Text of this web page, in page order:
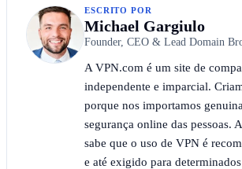
ESCRITO POR
Michael Gargiulo
Founder, CEO & Lead Domain
A VPN.com é um site de
independente e imparcial.
porque nos importamos
segurança online das pessoas.
sabe que o uso de VPN é
e até exigido para